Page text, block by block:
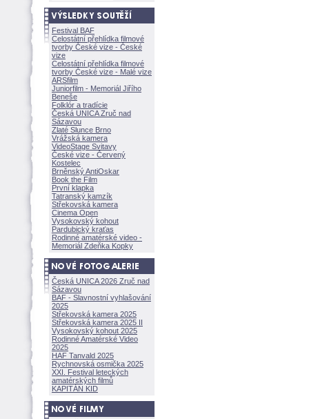
Festival BAF
Celostátní přehlídka filmové
tvorby České vize - České
vize
Celostátní přehlídka filmové
tvorby České vize - Malé vize
ARSfilm
Juniorfilm - Memoriál Jiřího
Beneše
Folklór a tradície
Česká UNICA Zruč nad
Sázavou
Zlaté Slunce Brno
Vrážská kamera
VideoStage Svitavy
České vize - Červený
Kostelec
Brněnský AntiOskar
Book the Film
První klapka
Tatranský kamzík
Střekovská kamera
Cinema Open
Vysokovský kohout
Pardubický kraťas
Rodinné amatérské video -
Memoriál Zdeňka Kopky
Česká UNICA 2026 Zruč nad
Sázavou
BAF - Slavnostní vyhlašování
2025
Střekovská kamera 2025
Střekovská kamera 2025 II
Vysokovský kohout 2025
Rodinné Amatérské Video
2025
HAF Tanvald 2025
Rychnovská osmička 2025
XXI. Festival leteckých
amatérských filmů
KAPITÁN KID